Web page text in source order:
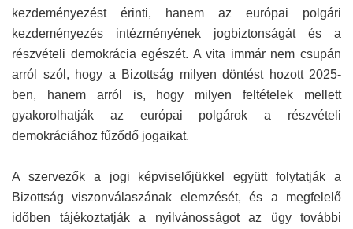
kezdeményezést érinti, hanem az európai polgári
kezdeményezés intézményének jogbiztonságát és a
részvételi demokrácia egészét. A vita immár nem csupán
arról szól, hogy a Bizottság milyen döntést hozott 2025-
ben, hanem arról is, hogy milyen feltételek mellett
gyakorolhatják az európai polgárok a részvételi
demokráciához fűződő jogaikat.
A szervezők a jogi képviselőjükkel együtt folytatják a
Bizottság viszonválaszának elemzését, és a megfelelő
időben tájékoztatják a nyilvánosságot az ügy további